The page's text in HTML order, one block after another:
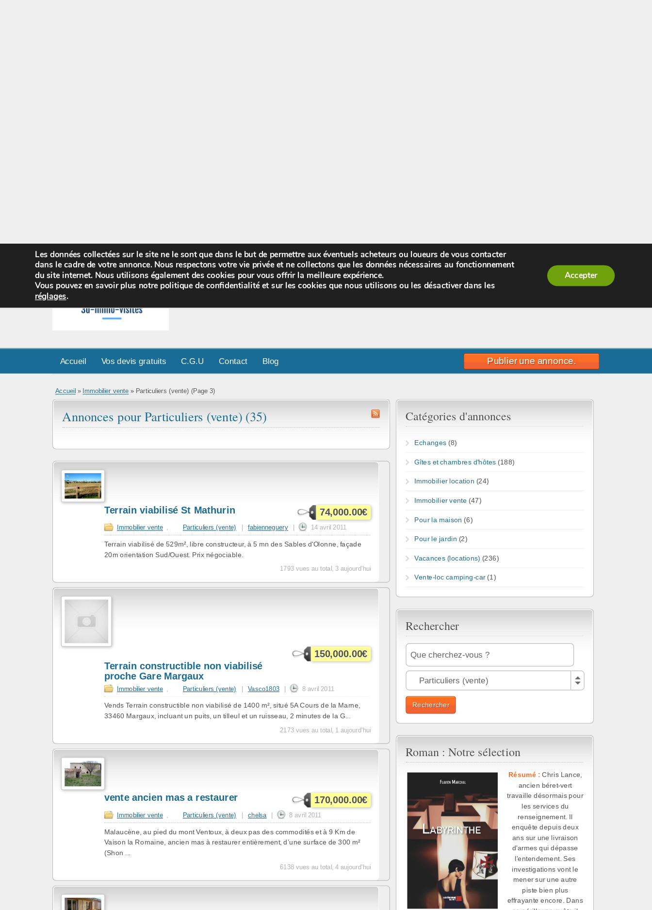
Bienvenue,visiteur ![S'enregistrer
Publier une annonce.
Accueil Vos devis gratuits C.G.U Contact Blog
Accueil » Immobilier vente » Particuliers (vente) (Page 3)
Annonces pour Particuliers (vente) (35)
74,000.00€
Terrain viabilisé St Mathurin
Immobilier vente Particuliers (vente) | fabienneguery | 14 avril 2011
Terrain viabilisé de 529m², libre constructeur, à 5 mn des Sables d'Olonne, façade
20m orientation Sud/Ouest. Prix négociable.
1793 vues au total, 3 aujourd'hui
150,000.00€
Terrain constructible non viabilisé
proche Gare Margaux
Immobilier vente Particuliers (vente) | Vasco1803 | 8 avril 2011
Vends Terrain constructible non viabilisé de 1400 m², situé 5A Cours de la Marne,
33460 Margaux, incluant un puits, un tilleul et un ruisseau, 2 minutes de la G...
2173 vues au total, 1 aujourd'hui
170,000.00€
vente ancien mas a restaurer
Immobilier vente Particuliers (vente) | chelsa | 8 avril 2011
Malaucène, au pied du mont Ventoux, à deux pas des commodités et à 9 Km de
Vaison la Romaine, ancien mas à restaurer entièrement, d’une surface de 300 m²
(Shon ...
6138 vues au total, 4 aujourd'hui
Catégories d'annonces
Echanges (8)
Gîtes et chambres d'hôtes (188)
Immobilier location (24)
Immobilier vente (47)
Pour la maison (6)
Pour le jardin (2)
Vacances (locations) (236)
Vente-loc camping-car(1)
Rechercher
Particuliers (vente)
Roman : Notre sélection
Résumé :Chris Lance,
ancien béret-vert
travaille désormais pour
les services du
renseignement. Il
enquête depuis deux
ans sur une livraison
d'armes qui dépasse
l'entendement. Ses
investigations vont le
mener sur une autre
piste bien plus
effrayante encore. Dans
Les données collectées sur le site ne le sont que dans le but de permettre aux éventuels acheteurs ou loueurs de vous contacter
dans le cadre de votre annonce. Nous respectons votre vie privée et ne collectons que les données nécessaires au fonctionnement
du site internet. Nous utilisons également des cookies pour vous offrir la meilleure expérience.
Vous pouvez en savoir plus notre politique de confidentialité et sur les cookies que nous utilisons ou les désactiver dans les
réglages.
Accepter